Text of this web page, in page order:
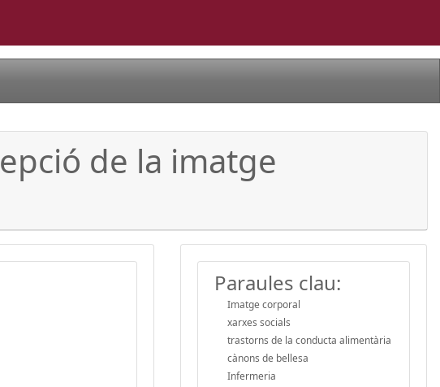
de la imatge
Paraules clau:
Imatge corporal
xarxes socials
trastorns de la conducta alimentària
cànons de bellesa
Infermeria